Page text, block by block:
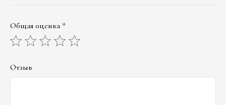
Общая оценка *
Отзыв